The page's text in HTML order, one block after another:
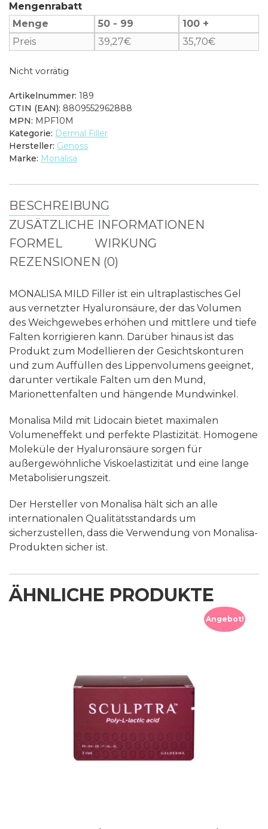
Mengenrabatt
Menge
50 - 99
100 +
Preis
39,27€ 35,70€
Nicht vorrätig
Artikelnummer: 189
GTIN (EAN): 8809552962888
MPN: MPF10M
Kategorie: Dermal Filler
Hersteller: Genoss
Marke: Monalisa
BESCHREIBUNG
ZUSÄTZLICHE INFORMATIONEN
FORMEL
WIRKUNG
REZENSIONEN (0)
MONALISA MILD Filler ist ein ultraplastisches Gel
aus vernetzter Hyaluronsäure, der das Volumen
des Weichgewebes erhöhen und mittlere und tiefe
Falten korrigieren kann. Darüber hinaus ist das
Produkt zum Modellieren der Gesichtskonturen
und zum Auffüllen des Lippenvolumens geeignet,
darunter vertikale Falten um den Mund,
Marionettenfalten und hängende Mundwinkel.
Monalisa Mild mit Lidocain bietet maximalen
Volumeneffekt und perfekte Plastizität. Homogene
Moleküle der Hyaluronsäure sorgen für
außergewöhnliche Viskoelastizität und eine lange
Metabolisierungszeit.
Der Hersteller von Monalisa hält sich an alle
internationalen Qualitätsstandards um
sicherzustellen, dass die Verwendung von Monalisa-
Produkten sicher ist.
ÄHNLICHE PRODUKTE
Angebot!